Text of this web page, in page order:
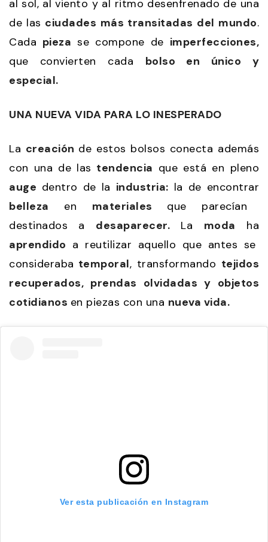
al sol, al viento y al ritmo desenfrenado de una
de las ciudades más transitadas del mundo.
Cada pieza se compone de imperfecciones,
que convierten cada bolso en único y
especial.
UNA NUEVA VIDA PARA LO INESPERADO
La creación de estos bolsos conecta además
con una de las tendencia que está en pleno
auge dentro de la industria: la de encontrar
belleza en materiales que parecían
destinados a desaparecer. La moda ha
aprendido a reutilizar aquello que antes se
consideraba temporal, transformando tejidos
recuperados, prendas olvidadas y objetos
cotidianos en piezas con una nueva vida.
Ver esta publicación en Instagram